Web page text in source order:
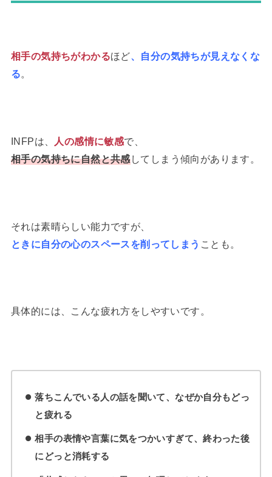
相手の気持ちがわかるほど、自分の気持ちが見えなくな
る。
INFPは、 人の感情に敏感で、
相手の気持ちに自然と共感してしまう傾向があります。
それは素晴らしい能力ですが、
ときに自分の心のスペースを削ってしまう ことも。
具体的には、こんな疲れ方をしやすいです。
落ちこんでいる人の話を聞いて、なぜか自分もどっ
と疲れる
相手の表情や言葉に気をつかいすぎて、終わった後
にどっと消耗する